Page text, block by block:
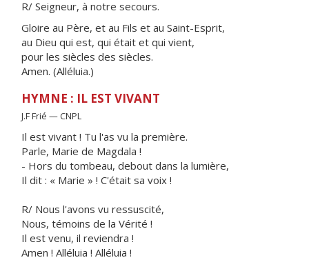
R/ Seigneur, à notre secours.
Gloire au Père, et au Fils et au Saint-Esprit,
au Dieu qui est, qui était et qui vient,
pour les siècles des siècles.
Amen. (Alléluia.)
HYMNE : IL EST VIVANT
J.F Frié — CNPL
Il est vivant ! Tu l'as vu la première.
Parle, Marie de Magdala !
- Hors du tombeau, debout dans la lumière,
Il dit : « Marie » ! C'était sa voix !
R/ Nous l'avons vu ressuscité,
Nous, témoins de la Vérité !
Il est venu, il reviendra !
Amen ! Alléluia ! Alléluia !